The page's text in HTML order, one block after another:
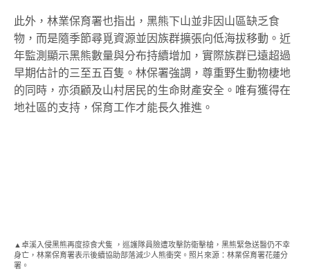
此外，林業保育署也指出，黑熊下山並非因山區缺乏食
物，而是隨季節尋覓資源並因族群擴張向低海拔移動。近
年監測顯示黑熊數量與分布持續增加，實際族群已遠超過
早期估計的三至五百隻。林保署強調，尊重野生動物棲地
的同時，亦須顧及山村居民的生命財產安全。唯有獲得在
地社區的支持，保育工作才能長久推進。
▲卓溪入侵黑熊再度掠食犬隻 ，巡護隊員險遭攻擊防衛擊槍，黑熊緊急送醫仍不幸
身亡，林業保育署表示後續協助部落減少人熊衝突。照片來源：林業保育署花蓮分
署。